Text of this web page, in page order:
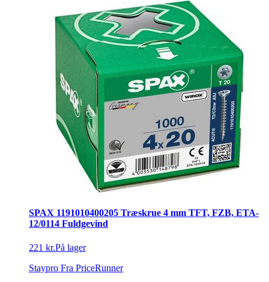
SPAX 1191010400205 Træskrue 4 mm TFT, FZB, ETA-
12/0114 Fuldgevind
221 kr.På lager
Staypro Fra PriceRunner